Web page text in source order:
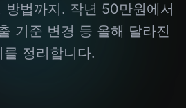
방법까지. 작년 50만원에서
기준 변경 등 올해 달라진
정리합니다.